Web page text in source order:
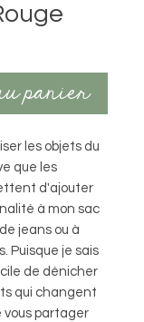
panier
les objets du
que les
d'ajouter
à mon sac
jeans ou à
Puisque je sais
de dénicher
qui changent
vous partager